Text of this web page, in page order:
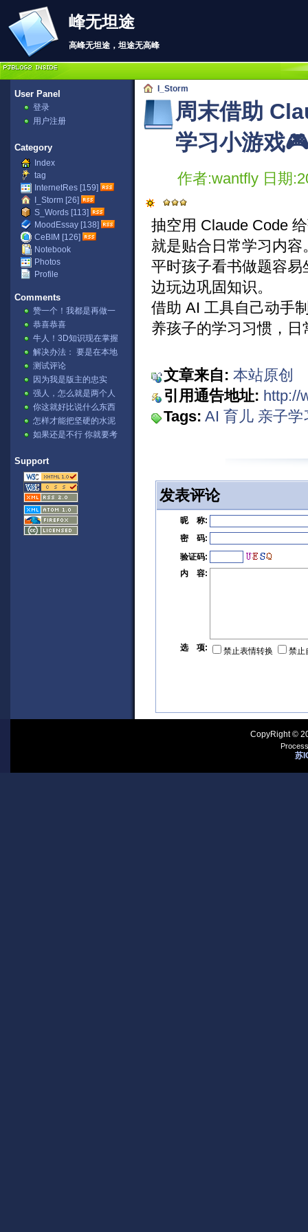
峰无坦途
高峰无坦途，坦途无高峰
I_Storm
周末借助
学习小游戏
作者:wantfly 日期
抽空用 Claude Code
就是贴合日常学习内容
平时孩子看书做题容
边玩边巩固知识。
借助 AI 工具自己动手
养孩子的学习习惯，
文章来自: 本站原创
引用通告地址: http://
Tags: AI 育儿 亲子学
发表评论
昵 称:
密 码:
验证码:
内 容:
选 项: 禁止表情转换 禁止
User Panel
登录
用户注册
Category
Index
tag
InternetRes [159]
I_Storm [26]
S_Words [113]
MoodEssay [138]
CeBIM [126]
Notebook
Photos
Profile
Comments
赞一个！我都是再做一
张表，然后用公式。⊙﹏
⊙b汗
恭喜恭喜
牛人！3D知识现在掌握
的不错哦
解决办法： 要是在本地
IIS测试的话→ ...
测试评论
因为我是版主的忠实
fans啊 哈哈哈[lol]
强人，怎么就是两个人
讨论？
你这就好比说什么东西
可以把石头溶解掉，不
是不可能，...
怎样才能把坚硬的水泥
溶解掉呢。
如果还是不行 你就要考
正确阿？...
Support
CopyRight ©
苏